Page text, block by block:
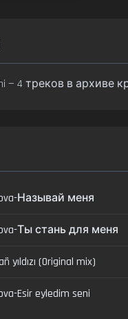
— 4 треков в архиве
Называй меня
Ты стань для меня
yıldızı (Original mix)
Esir eyledim seni